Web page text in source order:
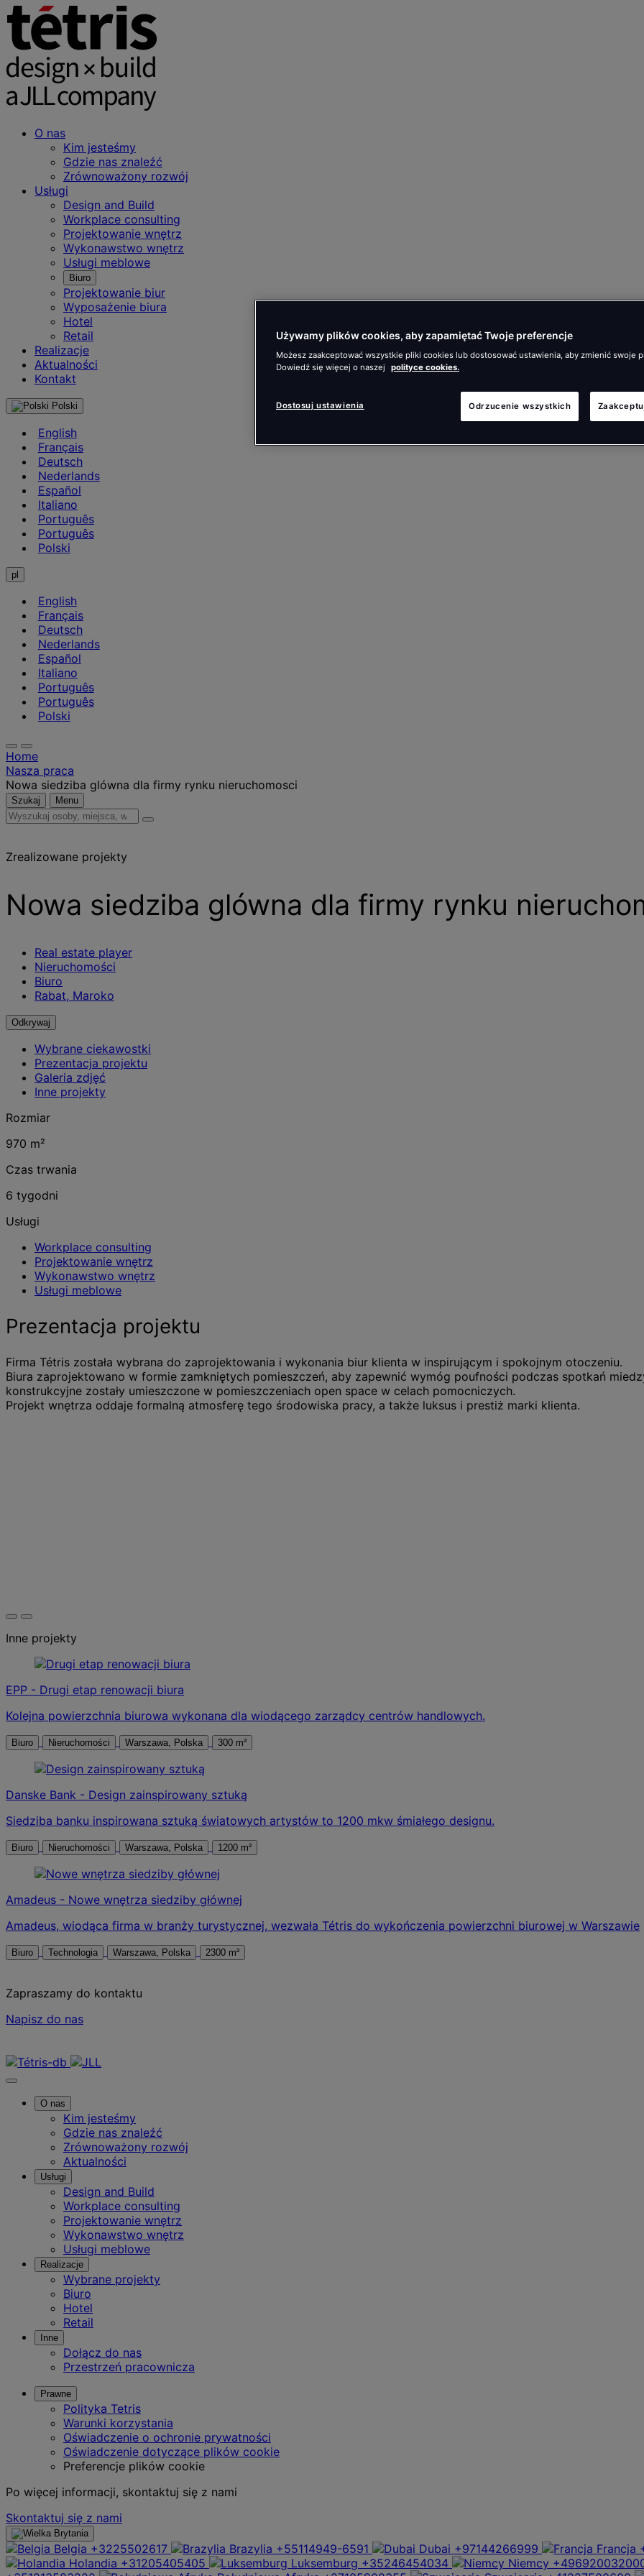
O nas
Kim jesteśmy
Gdzie nas znaleźć
Zrównoważony rozwój
Usługi
Design and Build
Workplace consulting
Projektowanie wnętrz
Wykonawstwo wnętrz
Usługi meblowe
Biuro
Projektowanie biur
Wyposażenie biura
Hotel
Retail
Realizacje
Aktualności
Kontakt
Polski
English
Français
Deutsch
Nederlands
Español
Italiano
Português
Português
Polski
pl
English
Français
Deutsch
Nederlands
Español
Italiano
Português
Português
Polski
Home
Nasza praca
Nowa siedziba glówna dla firmy rynku nieruchomosci
Szukaj Menu
Wyszukaj
wiadomości
Zrealizowane projekty
Nowa siedziba glówna dla firmy rynku
Real estate player
Nieruchomości
Biuro
Rabat, Maroko
Odkrywaj
Wybrane ciekawostki
Prezentacja projektu
Galeria zdjęć
Inne projekty
Rozmiar
970 m²
Czas trwania
6 tygodni
Usługi
Workplace consulting
Projektowanie wnętrz
Wykonawstwo wnętrz
Usługi meblowe
Prezentacja projektu
Firma Tétris została wybrana do zaprojektowania i wykonania biur klienta w inspirującym i spokojnym otoczeniu.
Biura zaprojektowano w formie zamkniętych pomieszczeń, aby zapewnić wymóg poufności podczas spotkań
konstrukcyjne zostały umieszczone w pomieszczeniach open space w celach pomocniczych.
Projekt wnętrza oddaje formalną atmosferę tego środowiska pracy, a także luksus i prestiż marki klienta.
Inne projekty
EPP - Drugi etap renowacji biura
Kolejna powierzchnia biurowa wykonana dla wiodącego zarządcy centrów handlowych.
Biuro Nieruchomości Warszawa, Polska 300 m²
Danske Bank - Design zainspirowany sztuką
Siedziba banku inspirowana sztuką światowych artystów to 1200 mkw śmiałego designu.
Biuro Nieruchomości Warszawa, Polska 1200 m²
Amadeus - Nowe wnętrza siedziby głównej
Amadeus, wiodąca firma w branży turystycznej, wezwała Tétris do wykończenia powierzchni biurowej w Warszawie
Biuro Technologia Warszawa, Polska 2300 m²
Zapraszamy do kontaktu
Napisz do nas
O nas
Kim jesteśmy
Gdzie nas znaleźć
Zrównoważony rozwój
Aktualności
Usługi
Design and Build
Workplace consulting
Projektowanie wnętrz
Wykonawstwo wnętrz
Usługi meblowe
Realizacje
Wybrane projekty
Biuro
Hotel
Retail
Inne
Dołącz do nas
Przestrzeń pracownicza
Prawne
Polityka Tetris
Warunki korzystania
Oświadczenie o ochronie prywatności
Oświadczenie dotyczące plików cookie
Preferencje plików cookie
Po więcej informacji, skontaktuj się z nami
Skontaktuj się z nami
Belgia +3225502617 Brazylia +55114949-6591 Dubai +97144266999 Francja
Holandia +31205405405 Luksemburg +35246454034 Niemcy
Używamy plików cookies, aby zapamiętać Twoje preferencje
Możesz zaakceptować wszystkie pliki cookies lub dostosować ustawienia, aby zmienić swoje
Dowiedź się więcej o naszej
polityce cookies.
Odrzucenie wszystkich
Dostosuj ustawienia